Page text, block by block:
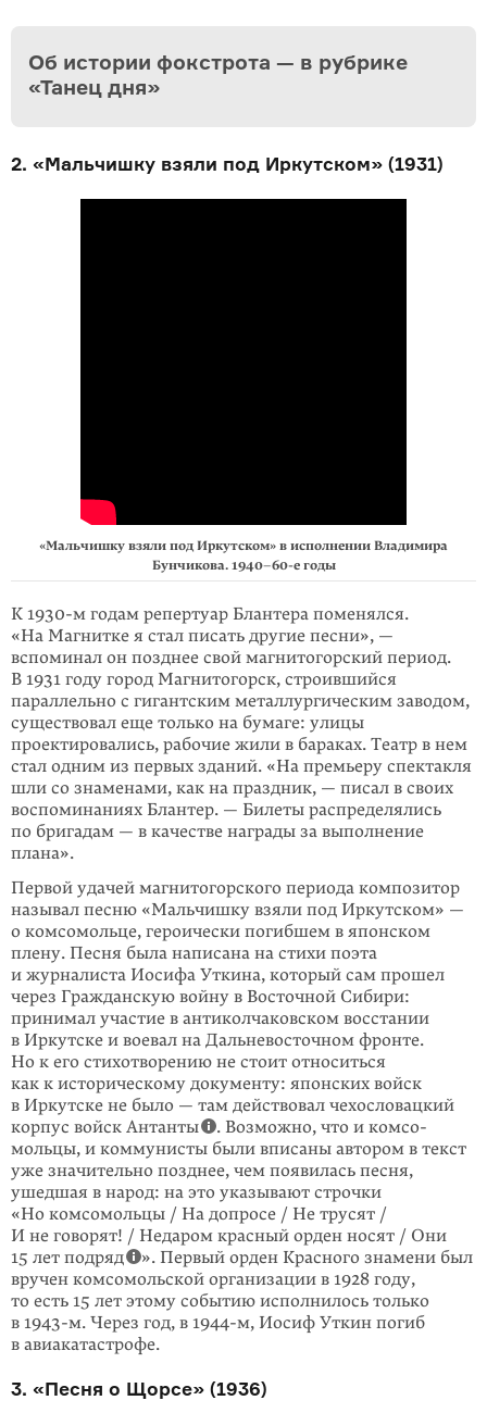
Об истории фокстрота — в рубрике
«Танец дня»
2. «Мальчишку взяли под Иркутском» (1931)
«Мальчишку взяли под Иркутском» в исполнении Владимира
Бунчикова. 1940–60-егоды
К 1930-м годам репертуар Блантера поменялся.
«На Магнитке я стал писать другие песни», —
вспоминал он позднее свой магнитогорский период.
В 1931 году город Магнитогорск, строившийся
параллельно с гигантским металлурги­ческим заводом,
существовал еще только на бумаге: улицы
проектировались, рабочие жили в бараках. Театр в нем
стал одним из первых зданий. «На пре­мьеру спектакля
шли со знаменами, как на праздник, — писал в своих
воспо­минаниях Блантер. — Билеты распределя­лись
по бригадам — в качестве награды за выполнение
плана».
Первой удачей магнитогорского периода композитор
называл песню «Маль­чишку взяли под Иркутском» —
о комсомольце, героически погибшем в японском
плену. Песня была написана на стихи поэта
и журналиста Иосифа Уткина, который сам прошел
через Гражданскую войну в Восточ­ной Сибири:
принимал участие в антикол­чаковском восстании
в Иркутске и воевал на Даль­невосточ­ном фронте.
Но к его стихо­тво­рению не стоит относиться
как к исто­рическому документу: японских войск
в Иркутске не было — там действовал чехословац­кий
корпус войск Антанты
. Возможно, что и комсо­
мольцы, и комму­нисты были вписаны автором в текст
уже значи­тельно позднее, чем появилась песня,
ушедшая в народ: на это указывают строчки
«Но комсомоль­цы / На допросе / Не трусят /
И не говорят! / Недаром красный орден носят / Они
15 лет подряд
». Первый орден Красного знамени был
вручен комсо­мольской организации в 1928 году,
то есть 15 лет этому событию исполнилось только
в 1943-м. Через год, в 1944-м, Иосиф Уткин погиб
в авиаката­строфе.
3. «Песня о Щорсе» (1936)